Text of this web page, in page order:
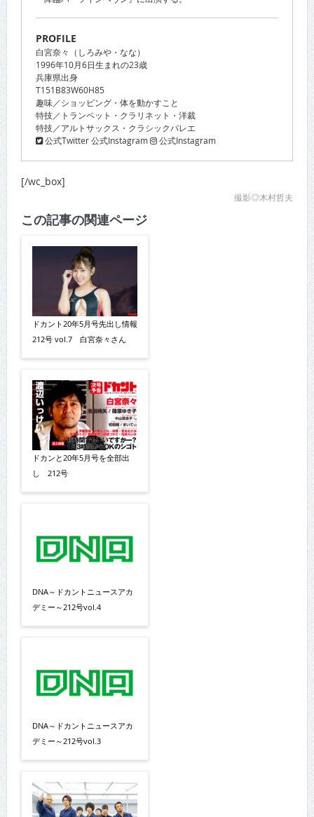
PROFILE
白宮奈々（しろみや・なな）
1996年10月6日生まれの23歳
兵庫県出身
T151B83W60H85
趣味／ショッピング・体を動かすこと
特技／トランペット・クラリネット・洋裁
特技／アルトサックス・クラシックバレエ
公式Twitter公式Instagram 公式Instagram
[/wc_box]
撮影◎木村哲夫
この記事の関連ページ
ドカント20年5月号先出し情報
212号 vol.7 白宮奈々さん
ドカンと20年5月号を全部出
し 212号
DNA～ドカントニュースアカ
デミー～212号vol.4
DNA～ドカントニュースアカ
デミー～212号vol.3